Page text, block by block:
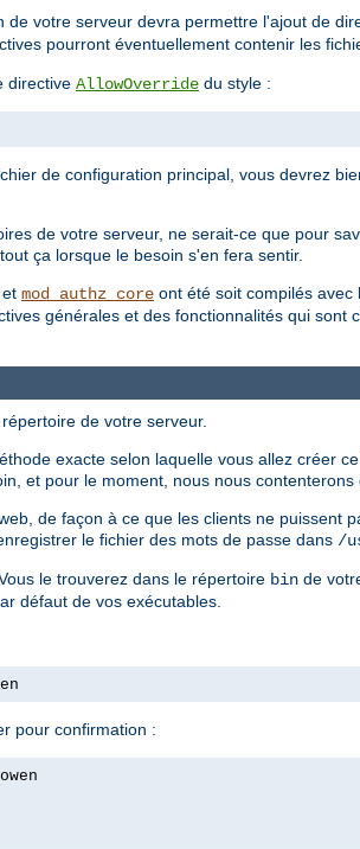
de votre serveur devra permettre l'ajout de
pourront éventuellement contenir les
directive AllowOverride du style :
de configuration principal, vous devrez
de votre serveur, ne serait-ce que pour
ça lorsque le besoin s'en fera sentir.
et mod_authz_core ont été soit compilés
générales et des fonctionnalités qui sont
de votre serveur.
exacte selon laquelle vous allez créer
et pour le moment, nous nous
de façon à ce que les clients ne puissent
le fichier des mots de passe dans /
le trouverez dans le répertoire bin de
défaut de vos exécutables.
pour confirmation :